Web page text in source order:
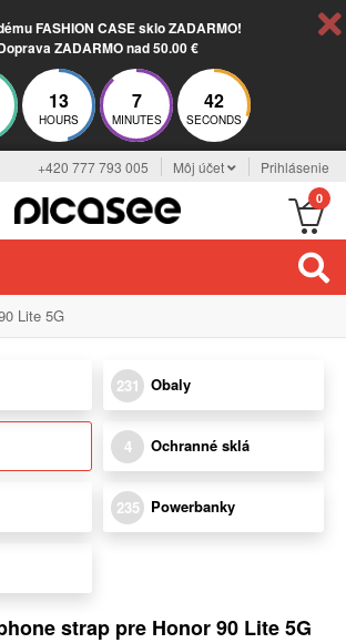
FASHION CASE sklo ZADARMO!
ZADARMO nad 50.00 €
13
HOURS
7
MINUTES
42
SECONDS
+420 777 793 005 Môj účet Prihlásenie
0
Lite 5G
231 Obaly
4 Ochranné sklá
235 Powerbanky
strap pre Honor 90 Lite 5G